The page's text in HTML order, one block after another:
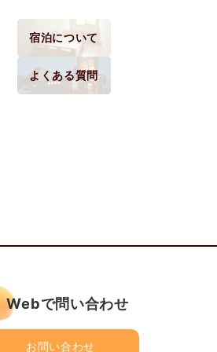
宿泊について
よくある質問
Webで問い合わせ
お問い合わせ